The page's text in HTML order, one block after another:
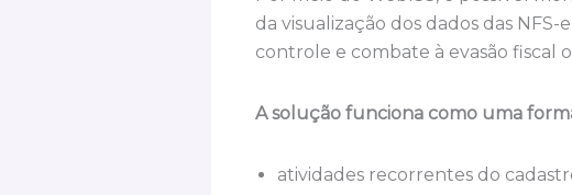
da visualização dos dados das
controle e combate à evasão fiscal
A solução funciona como uma
atividades recorrentes do